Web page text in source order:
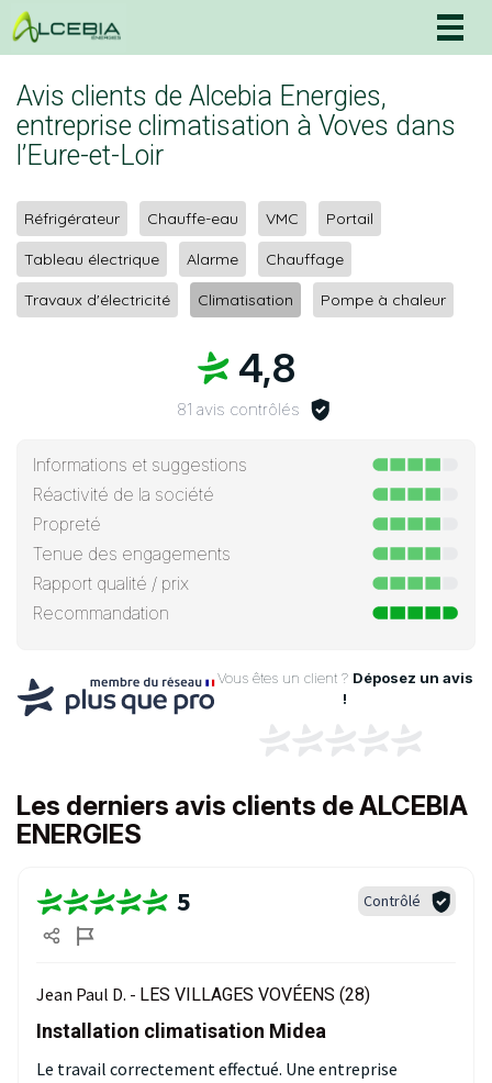
Avis clients de Alcebia Energies,
entreprise climatisation à Voves dans
l’Eure-et-Loir
Réfrigérateur Chauffe-eau VMC Portail
Tableau électrique Alarme Chauffage
Travaux d'électricité Climatisation Pompe à chaleur
4,8
81 avis contrôlés
Informations et suggestions
Réactivité de la société
Propreté
Tenue des engagements
Rapport qualité / prix
Recommandation
Vous êtes un client ? Déposez un avis
!
Les derniers avis clients de ALCEBIA
ENERGIES
5 Contrôlé
Jean Paul D. - LES VILLAGES VOVÉENS (28)
Installation climatisation Midea
Le travail correctement effectué. Une entreprise